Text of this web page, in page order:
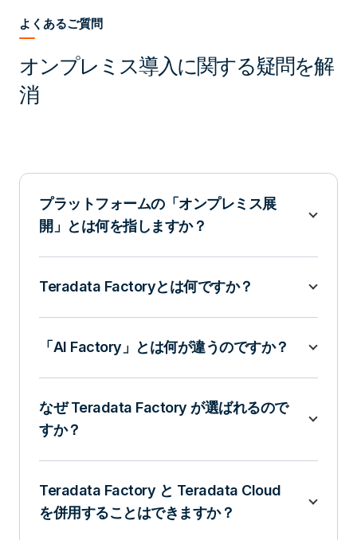
よくあるご質問
オンプレミス導入に関する疑問を解
消
プラットフォームの「オンプレミス展
開」とは何を指しますか？
Teradata Factoryとは何ですか？
「AI Factory」とは何が違うのですか？
なぜ Teradata Factory が選ばれるので
すか？
Teradata Factory と Teradata Cloud
を併用することはできますか？